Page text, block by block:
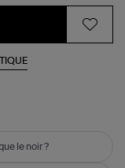
le noir ?